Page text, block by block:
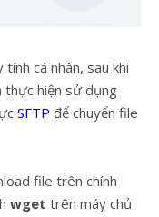
cá nhân, sau khi
thực hiện sử dụng
SFTP để chuyển file
file trên chính
wget trên máy chủ